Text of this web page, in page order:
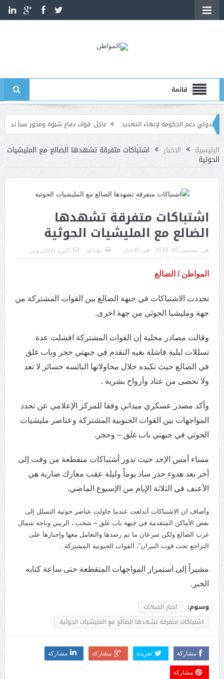
قائمة
دعم الحكومة لإنهاء التهديد
عاجل: قوات دفاع شبوة ومحور سبأ تدك مواقع
القوات المسلحة تدك مراكز قيادة وسيطرة وتجمعات
الرئيسية الاخبار اشتباكات متفرقة تشهدها الضالع مع المليشيات
الحوثية
اشتباكات متفرقة تشهدها
الضالع مع المليشيات الحوثية
فى: سبتمبر 16, 2019 فى: الاخبار طباعة البريد الالكترونى
المواطن / الضالع
تجددت الاشتباكات في جبهة الضالع بين القوات المشتركة من
جهة ومليشيا الحوثي من جهة اخرى.
وقالت مصادر محلية إن القوات المشتركة افشلت عدة
تسللات ليلية فاشلة بغيه التقدم في جبهتي حجر وباب غلق
في الضالع حيث تكبده خلال محاولاتها البائسه خسائر لا تعد
ولا تحصى من عتاد وأرواح بشرية .
وأكد مصدر عسكري ميداني وفقا للمركز الإعلامي عن تجدد
المواجهات بين القوات الجنوبية المشتركة وعناصر مليشيات
الحوثي في جبهتي باب غلق – وحجر.
مساء أمس الإحد حيث تدور أشتباكات متقطعة من وقت إلى
أخر بعد هدوء حذر ساد يوماً وليلة عقب معارك ضارية هي
الأعنف في الثلاثة الإيام من الإسبوع الماضي.
وأضاف ان الاشتباكات أندلعت عندما حاولت عناصر حوثية التسلل إلى
بعض الأماكن المتقدمة في جبهة باب غلق – شخب ، الريبي وباجة شمال
غرب الضالع ولكن سرعان ما تم رصدها والتعامل معها وإجبارها على
التراجع تحت قوت النيران”، القوات الجنوبية المشتركة .
مشيراً إلى استمرار المواجهات المتقطعة حتى ساعة كتابه
الخبر.
وسوم:
اخبار الجبهات
اشتباكات متفرقة تشهدها الضالع مع المليشيات الحوثية
مشاركة تغريدة مشاركة مشاركة
مشاركة